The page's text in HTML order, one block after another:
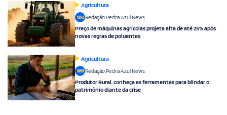
Agricultura
Redação Pedra Azul News
Preço de máquinas agrícolas projeta alta de até 25% após
novas regras de poluentes
Agricultura
Redação Pedra Azul News
Produtor Rural, conheça as ferramentas para blindar o
patrimônio diante da crise